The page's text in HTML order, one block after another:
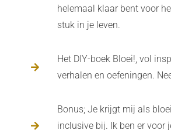
helemaal klaar bent voor
stuk in je leven.
Het DIY-boek Bloei!, vol
verhalen en oefeningen.
Bonus; Je krijgt mij als
inclusive bij. Ik ben er voor